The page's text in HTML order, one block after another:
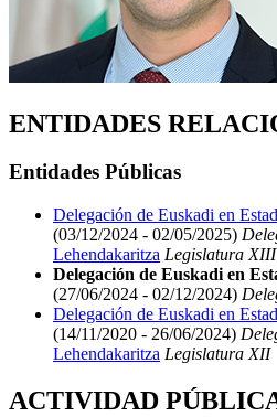
ENTIDADES
Entidades Públicas
Delegación de Euskadi en
(03/12/2024 - 02/05/2025)
Lehendakaritza Legislatura XIII
Delegación de Euskadi en
(27/06/2024 - 02/12/2024)
Delegación de Euskadi en
(14/11/2020 - 26/06/2024)
Lehendakaritza Legislatura XII
ACTIVIDAD